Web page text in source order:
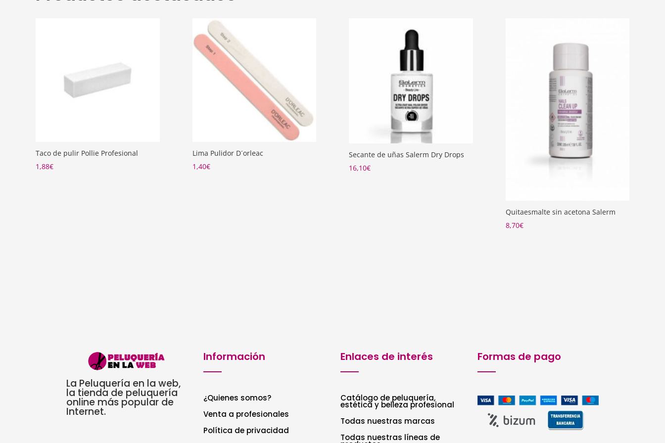
Taco de pulir Pollie Profesional
1,88€
Lima Pulidor D´orleac
1,40€
Secante de uñas Salerm Dry Drops
16,10€
Quitaesmalte sin acetona Salerm
8,70€
La Peluquería en la web,
la tienda de peluquería
online más popular de
Internet.
Información
¿Quienes somos?
Venta a profesionales
Política de privacidad
Enlaces de interés
Catálogo de peluquería,
estética y belleza profesional
Todas nuestras marcas
Todas nuestras líneas de
Formas de pago